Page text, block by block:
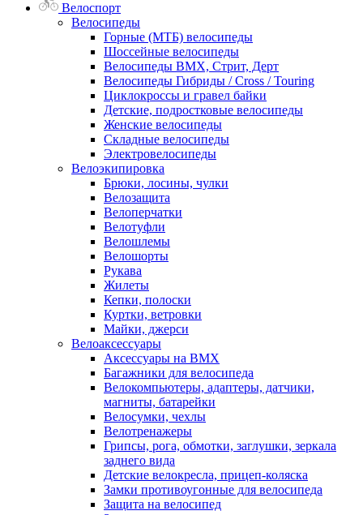
Велоспорт
Велосипеды
Горные (МТБ) велосипеды
Шоссейные велосипеды
Велосипеды BMX, Стрит, Дерт
Велосипеды Гибриды / Cross / Touring
Циклокроссы и гравел байки
Детские, подростковые велосипеды
Женские велосипеды
Складные велосипеды
Электровелосипеды
Велоэкипировка
Брюки, лосины, чулки
Велозащита
Велоперчатки
Велотуфли
Велошлемы
Велошорты
Рукава
Жилеты
Кепки, полоски
Куртки, ветровки
Майки, джерси
Велоаксессуары
Аксессуары на BMX
Багажники для велосипеда
Велокомпьютеры, адаптеры, датчики,
магниты, батарейки
Велосумки, чехлы
Велотренажеры
Грипсы, рога, обмотки, заглушки, зеркала
заднего вида
Детские велокресла, прицеп-коляска
Замки противоугонные для велосипеда
Защита на велосипед